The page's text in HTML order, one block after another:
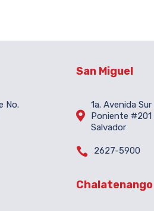
No.
San Miguel

1a. Avenida
Poniente #201
Salvador
 2627-5900
Chalatenango